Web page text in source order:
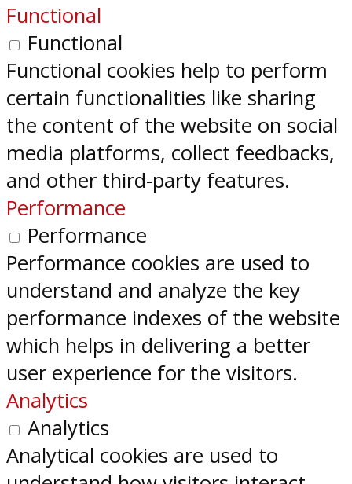
Functional
Functional
Functional cookies help to perform
certain functionalities like sharing
the content of the website on social
media platforms, collect feedbacks,
and other third-party features.
Performance
Performance
Performance cookies are used to
understand and analyze the key
performance indexes of the website
which helps in delivering a better
user experience for the visitors.
Analytics
Analytics
Analytical cookies are used to